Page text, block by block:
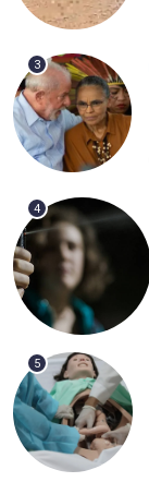
3
4
5